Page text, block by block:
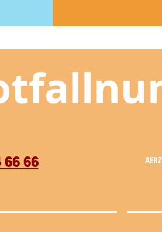
66 66